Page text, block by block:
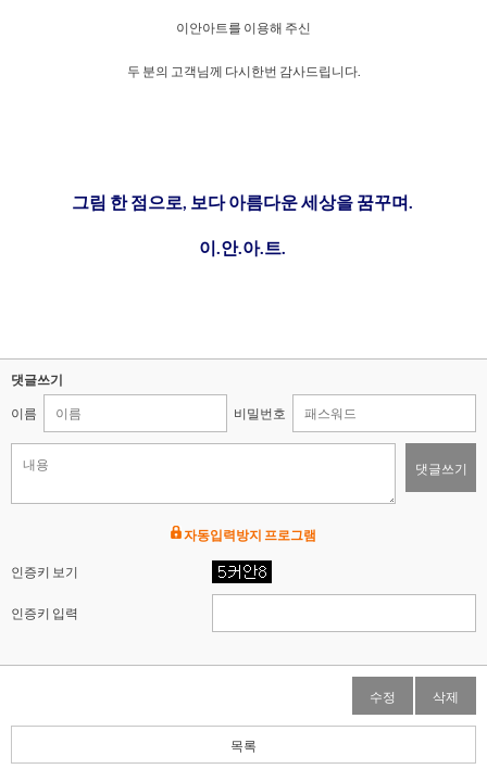
이안아트를 이용해 주신
두 분의 고객님께 다시한번 감사드립니다.
그림 한 점으로, 보다 아름다운 세상을 꿈꾸며.
이.안.아.트.
댓글쓰기
이름 비밀번호
댓글쓰기
자동입력방지 프로그램
인증키 보기
인증키 입력
수정 삭제
목록